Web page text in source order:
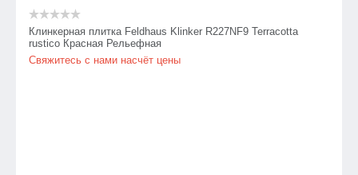
Клинкерная плитка Feldhaus Klinker R227NF9 Terracotta
rustico Красная Рельефная
Свяжитесь с нами насчёт цены